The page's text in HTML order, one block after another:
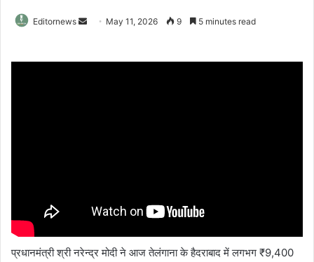
Editornews
Send May 11, 2026 9 5 minutes read
प्रधानमंत्री श्री नरेन्द्र मोदी ने आज तेलंगाना के हैदराबाद में लगभग ₹9,400